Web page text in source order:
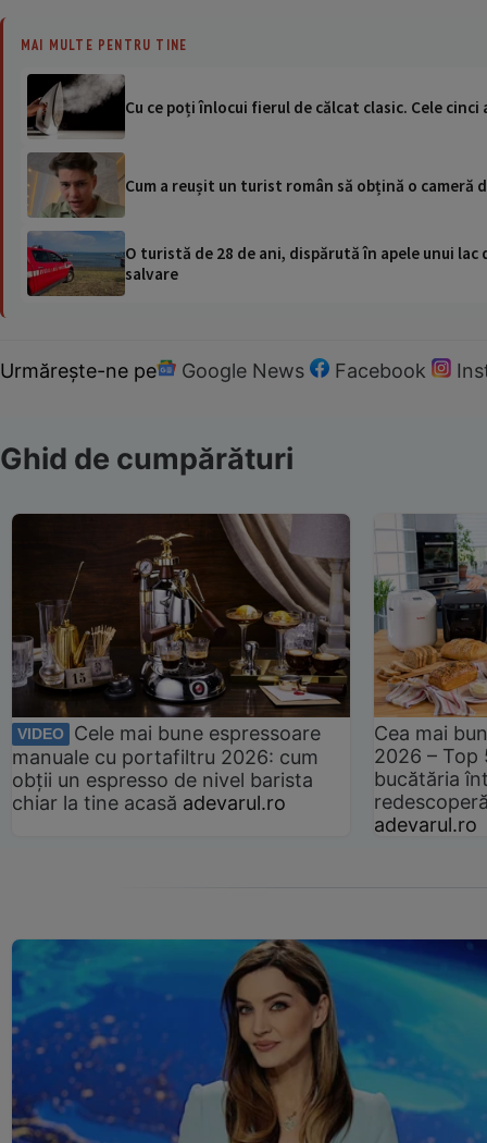
MAI MULTE PENTRU TINE
Cu ce poți înlocui fierul de călcat clasic. Cele
Cum a reușit un turist român să obțină o
O turistă de 28 de ani, dispărută în apele unui
salvare
Urmărește-ne pe Google News Facebook
Ghid de cumpărături
VIDEO
Cele mai bune espressoare
manuale cu portafiltru 2026: cum
obții un espresso de nivel barista
chiar la tine acasă adevarul.ro
Cea mai
2026 –
bucătăria
adevarul.ro